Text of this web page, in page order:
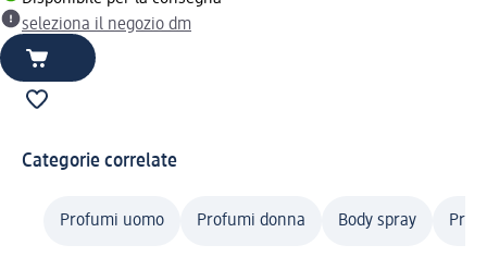
seleziona il negozio dm
Categorie correlate
Profumi uomo Profumi donna Body spray